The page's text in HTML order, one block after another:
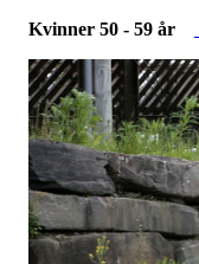
Kvinner 50 - 59 år